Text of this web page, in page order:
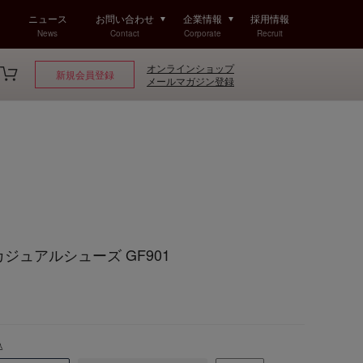
ニュース
News
お問い合わせ
Contact
企業情報
Corporate
採用情報
Recruit
新規会員登録
オンラインショップ
メールマガジン登録
ュアルシューズ GF901